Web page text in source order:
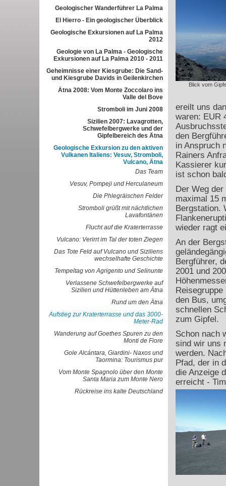
Geologischer Wanderführer La Palma
El Hierro - Ein geologischer Überblick
Geologische Exkursionen auf La Palma
2012
Geologie von La Palma - Geologische
Exkursionen auf La Palma 2010 - 2011
Geheimnisse einer Kiesgrube: Die Sand-
und Kiesgrube Davids in Geilenkirchen
Ätna 2008: Vom Monte Zoccolaro ins
Valle del Bove
Stromboli im Juni 2008
Sizilien 2007: Lavagrotten,
Schwefelbergwerke und der
Gipfelbereich des Ätna
Geologische Exkursion zu den aktiven
Vulkanen Italiens: Vesuv, Stromboli,
Vulcano, Ätna
Das Team
Vesuv, Pompeji und Herculaneum
Die Phlegräischen Felder
Stromboli grüßt mit nächtlichen
Lavafontänen
Flucht auf die Kraterterrasse
Vulcano: Verirrt im Tal der toten Ziegen
Das Tote Feld auf Vulcano und Siziliens
wechselhafte Geschichte
Tempeltag von Agrigento und Selinunte
Verlassene Schwefelbergwerke auf
Sizilien und Hüttenleben am Ätna
Rund um den Ätna
Aufstieg zur Kraterterrasse und das 3000-
Meter-Rad
Wanderung auf Goethes Spuren zu den
Monti de Fiore
Gole Alcántara, Giardini- Naxos und
Taormina: Tourismus pur
Vom Monte Spagnolo über den Monte
Santa Maria zum Monte Nero
Rückreise ins kalte Deutschland
Blick vom
ereilt uns
waren: EUR
den
in Anspruch
Rainers
Kassierer
ist schon
Der Weg
maximal 15
Bergstation.
wieder ragt
An der
Bergführer,
2001 und
den Bus,
schnellen
zum Gipfel.
Schon nach
sind wir uns
werden.
Pfad, der in
die Anzeige
erreicht -